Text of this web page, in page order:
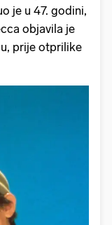
je u 47. godini,
objavila je
prije otprilike